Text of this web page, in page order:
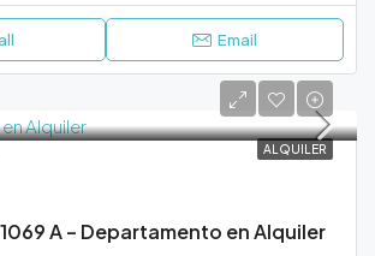
Email
ALQUILER
A – Departamento en Alquiler